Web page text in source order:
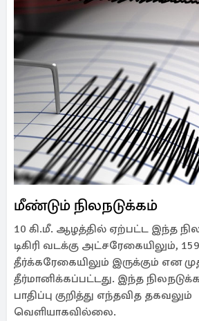
மீண்டும் நிலநடுக்கம்
10 கி.மீ. ஆழத்தில் ஏற்பட்ட இந்த
டிகிரி வடக்கு அட்சரேகையிலும்,
தீர்க்கரேகையிலும் இருக்கும் என
தீர்மானிக்கப்பட்டது. இந்த
பாதிப்பு குறித்து எந்தவித தகவலும்
வெளியாகவில்லை.